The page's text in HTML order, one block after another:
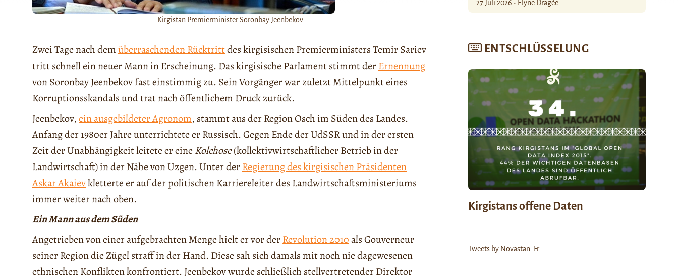
Kirgistan Premierminister Soronbay Jeenbekov
Zwei Tage nach demüberraschenden Rücktrittdes kirgisischen Premierministers Temir Sariev
tritt schnell ein neuer Mann in Erscheinung. Das kirgisische Parlament stimmt derErnennung
von Soronbay Jeenbekov fast einstimmig zu. Sein Vorgänger war zuletzt Mittelpunkt eines
Korruptionsskandals und trat nach öffentlichem Druck zurück.
Jeenbekov,ein ausgebildeter Agronom, stammt aus der Region Osch im Süden des Landes.
Anfang der 1980er Jahre unterrichtete er Russisch. Gegen Ende der UdSSR und in der ersten
Zeit der Unabhängigkeit leitete er eine Kolchose(kollektivwirtschaftlicher Betrieb in der
Landwirtschaft) in der Nähe von Uzgen. Unter derRegierung des kirgisischen Präsidenten
Askar Akaievkletterte er auf der politischen Karriereleiter des Landwirtschaftsministeriums
immer weiter nach oben.
Ein Mann aus dem Süden
Angetrieben von einer aufgebrachten Menge hielt er vor derRevolution 2010als Gouverneur
seiner Region die Zügel straff in der Hand. Diese sah sich damals mit noch nie dagewesenen
ethnischen Konflikten konfrontiert. Jeenbekov wurde schließlich stellvertretender Direktor
27 Juli 2026 - Élyne Dragée
ENTSCHLÜSSELUNG
Kirgistans offene Daten
Tweets by Novastan_Fr